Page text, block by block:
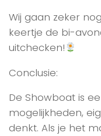
Wij gaan zeker
keertje de bi-
uitchecken!
Conclusie:
De Showboat is
mogelijkheden,
denkt. Als je het